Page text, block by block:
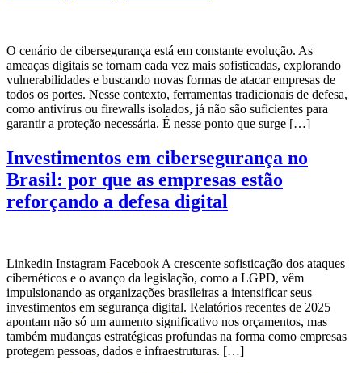
O cenário de cibersegurança está em constante evolução. As
ameaças digitais se tornam cada vez mais sofisticadas, explorando
vulnerabilidades e buscando novas formas de atacar empresas de
todos os portes. Nesse contexto, ferramentas tradicionais de defesa,
como antivírus ou firewalls isolados, já não são suficientes para
garantir a proteção necessária. É nesse ponto que surge […]
Investimentos em cibersegurança no
Brasil: por que as empresas estão
reforçando a defesa digital
Linkedin Instagram Facebook A crescente sofisticação dos ataques
cibernéticos e o avanço da legislação, como a LGPD, vêm
impulsionando as organizações brasileiras a intensificar seus
investimentos em segurança digital. Relatórios recentes de 2025
apontam não só um aumento significativo nos orçamentos, mas
também mudanças estratégicas profundas na forma como empresas
protegem pessoas, dados e infraestruturas. […]